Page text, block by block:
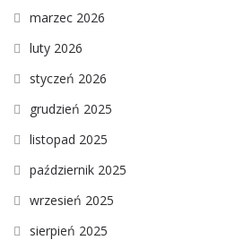
marzec 2026
luty 2026
styczeń 2026
grudzień 2025
listopad 2025
październik 2025
wrzesień 2025
sierpień 2025